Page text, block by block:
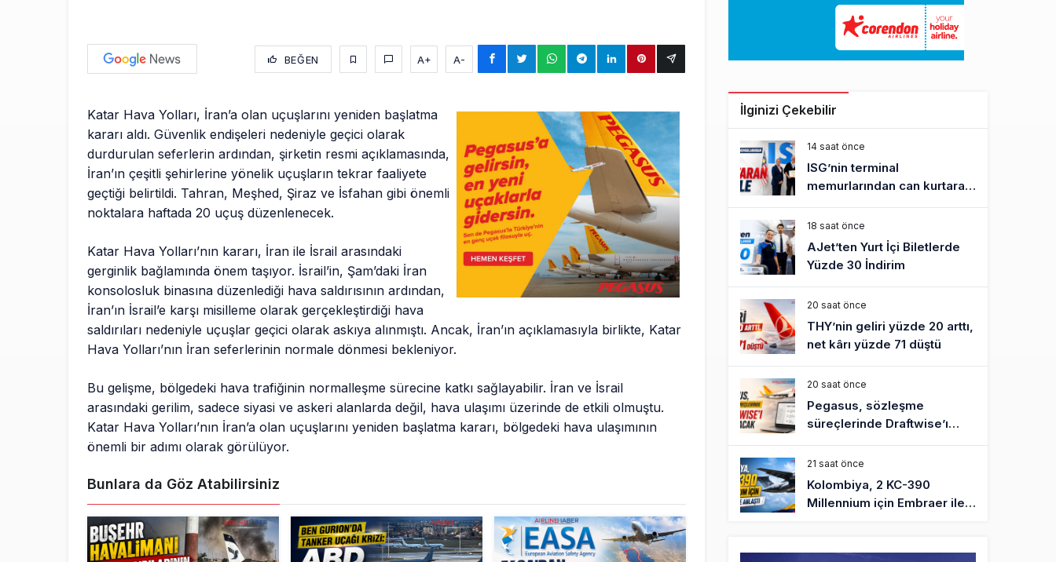
BEĞEN A+ A-
Katar Hava Yolları, İran’a olan uçuşlarını yeniden başlatma
kararı aldı. Güvenlik endişeleri nedeniyle geçici olarak
durdurulan seferlerin ardından, şirketin resmi açıklamasında,
İran’ın çeşitli şehirlerine yönelik uçuşların tekrar faaliyete
geçtiği belirtildi. Tahran, Meşhed, Şiraz ve İsfahan gibi önemli
noktalara haftada 20 uçuş düzenlenecek.
Katar Hava Yolları’nın kararı, İran ile İsrail arasındaki
gerginlik bağlamında önem taşıyor. İsrail’in, Şam’daki İran
konsolosluk binasına düzenlediği hava saldırısının ardından,
İran’ın İsrail’e karşı misilleme olarak gerçekleştirdiği hava
saldırıları nedeniyle uçuşlar geçici olarak askıya alınmıştı. Ancak, İran’ın açıklamasıyla birlikte, Katar
Hava Yolları’nın İran seferlerinin normale dönmesi bekleniyor.
Bu gelişme, bölgedeki hava trafiğinin normalleşme sürecine katkı sağlayabilir. İran ve İsrail
arasındaki gerilim, sadece siyasi ve askeri alanlarda değil, hava ulaşımı üzerinde de etkili olmuştu.
Katar Hava Yolları’nın İran’a olan uçuşlarını yeniden başlatma kararı, bölgedeki hava ulaşımının
önemli bir adımı olarak görülüyor.
Bunlara da Göz Atabilirsiniz
İlginizi Çekebilir
14 saat önce
ISG’nin terminal
memurlarından can kurtaran
hamle
18 saat önce
AJet’ten Yurt İçi Biletlerde
Yüzde 30 İndirim
20 saat önce
THY’nin geliri yüzde 20 arttı,
net kârı yüzde 71 düştü
20 saat önce
Pegasus, sözleşme
süreçlerinde Draftwise’ı
kullanacak
21 saat önce
Kolombiya, 2 KC-390
Millennium için Embraer ile